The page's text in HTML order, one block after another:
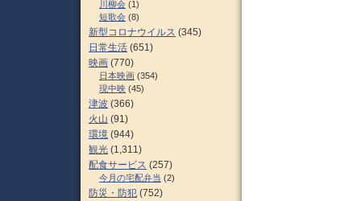
川柳会 (1)
短歌会 (8)
新型コロナウイルス (345)
日常生活 (651)
映画 (770)
日本映画 (354)
現中映 (45)
津波 (366)
火山 (91)
環境 (944)
観光 (1,311)
配食サービス (257)
今月の宅配弁当 (2)
防災・防犯 (752)